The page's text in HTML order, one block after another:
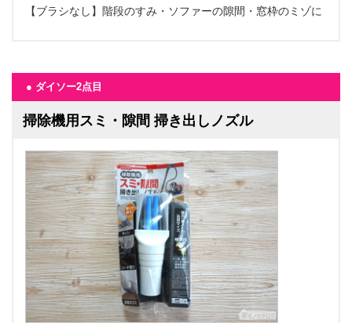
【ブラシなし】階段のすみ・ソファーの隙間・窓枠のミゾに
● ダイソー2点目
掃除機用スミ・隙間 掃き出しノズル